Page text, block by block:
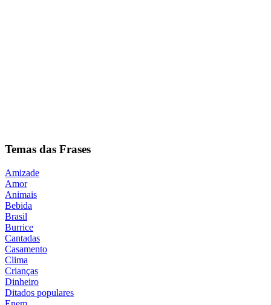
Temas das Frases
Amizade
Amor
Animais
Bebida
Brasil
Burrice
Cantadas
Casamento
Clima
Crianças
Dinheiro
Ditados populares